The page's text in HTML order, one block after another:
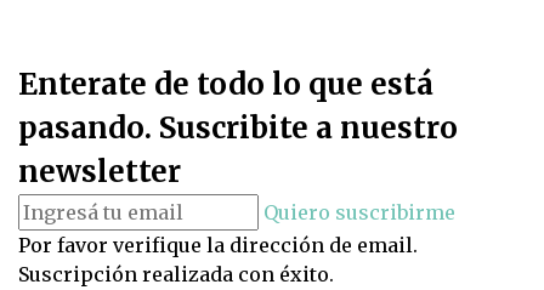
Enterate de todo lo que está
pasando. Suscribite a nuestro
newsletter
Quiero suscribirme
Por favor verifique la dirección de email.
Suscripción realizada con éxito.